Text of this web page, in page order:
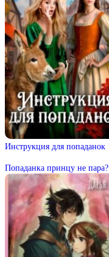
Инструкция для попаданок
Попаданка принцу не пара?